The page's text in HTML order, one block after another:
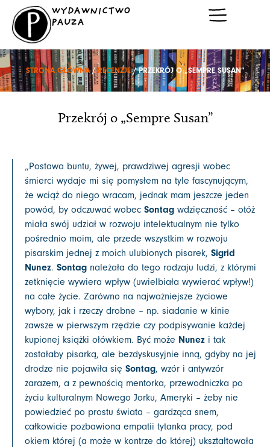
Przejdź
treści
WYDAWNICTWO
PAUZA
STRONA GŁÓWNA/RECENZJE/ PRZEKRÓJ O „SEMPRE SUSAN”
Przekrój o „Sempre Susan”
„Postawa buntu, żywej, prawdziwej agresji wobec
śmierci wydaje mi się pomysłem na tyle fascynującym,
że wciąż do niego wracam, jednak mam jeszcze jeden
powód, by odczuwać wobec Sontagwdzięczność – otóż
miała swój udział w rozwoju intelektualnym nie tylko
pośrednio moim, ale przede wszystkim w rozwoju
pisarskim jednej z moich ulubionych pisarek, Sigrid
Nunez. Sontagnależała do tego rodzaju ludzi, z którymi
zetknięcie wywiera wpływ (uwielbiała wywierać wpływ!)
na całe życie. Zarówno na najważniejsze życiowe
wybory, jak i rzeczy drobne – np. siadanie w kinie
zawsze w pierwszym rzędzie czy podpisywanie każdej
kupionej książki ołówkiem. Być może Nunezi tak
zostałaby pisarką, ale bezdyskusyjnie inną, gdyby na jej
drodze nie pojawiła się Sontag, wzór i antywzór
zarazem, a z pewnością mentorka, przewodniczka po
życiu kulturalnym Nowego Jorku, Ameryki – żeby nie
powiedzieć po prostu świata – gardząca snem,
całkowicie pozbawiona empatii tytanka pracy, pod
okiem której (a może w kontrze do której) ukształtowała